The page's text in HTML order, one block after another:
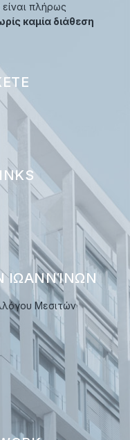
πλήρως
καμία διάθεση
ΙΩΑΝΝΊΝΩΝ
Μεσιτών